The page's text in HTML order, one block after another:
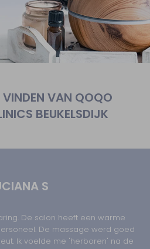
VAN QOQO
BEUKELSDIJK
S
De salon heeft een warme
De massage werd goed
Ik voelde me 'herboren' na de